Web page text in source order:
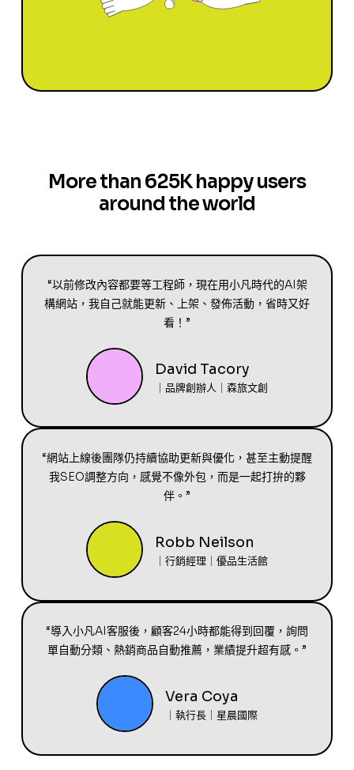
More than 625K happy users
around the world
“以前修改內容都要等工程師，現在用小凡時代的AI架
構網站，我自己就能更新、上架、發佈活動，省時又好
看！”
David Tacory
｜品牌創辦人｜森旅文創
“網站上線後團隊仍持續協助更新與優化，甚至主動提醒
我SEO調整方向，感覺不像外包，而是一起打拚的夥
伴。”
Robb Neilson
｜行銷經理｜優品生活館
“導入小凡AI客服後，顧客24小時都能得到回覆，詢問
單自動分類、熱銷商品自動推薦，業績提升超有感。”
Vera Coya
｜執行長｜星晨國際